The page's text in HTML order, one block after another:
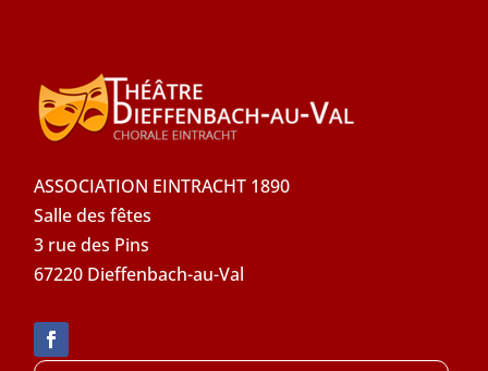
ASSOCIATION EINTRACHT 1890
Salle des fêtes
3 rue des Pins
67220 Dieffenbach-au-Val